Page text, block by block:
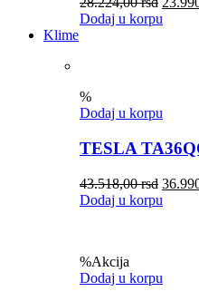
Dodaj u korpu
Klime
%
Dodaj u korpu
TESLA
43.518,00rsd
Dodaj u korpu
%Akcija
Dodaj u korpu